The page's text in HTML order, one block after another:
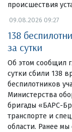
происшествия
09.08.2026 09:27
138
за сутки
Об этом сообщил
сутки сбили 138
беспилотников
Министерства
бригады «БАРС-
транспорте и
области. Ранее